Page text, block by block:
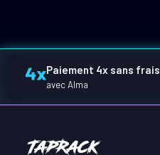
Paiement 4x sans frais
avec Alma
TapRack